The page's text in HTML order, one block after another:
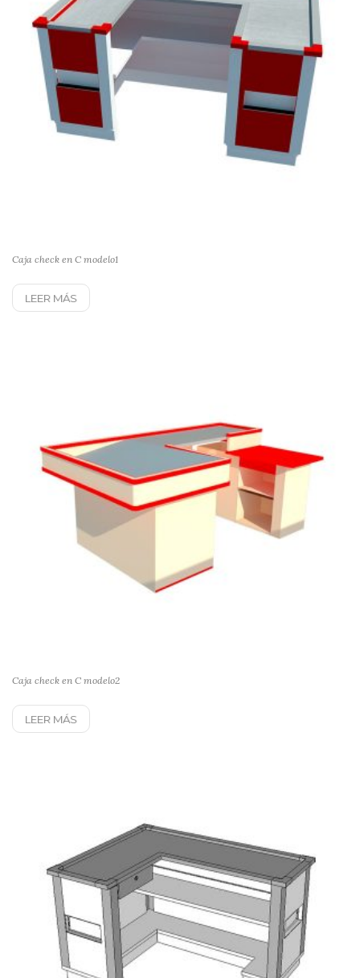
Caja check en C modelo1
LEER MÁS
Caja check en C modelo2
LEER MÁS